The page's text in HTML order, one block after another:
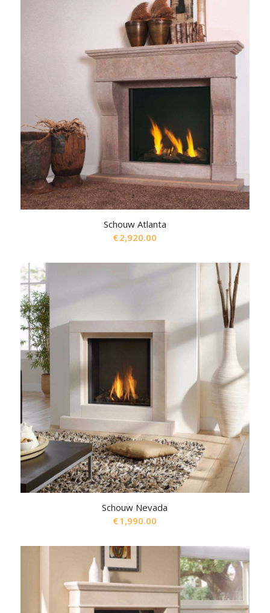
Schouw Atlanta
€2,920.00
Schouw Nevada
€1,990.00